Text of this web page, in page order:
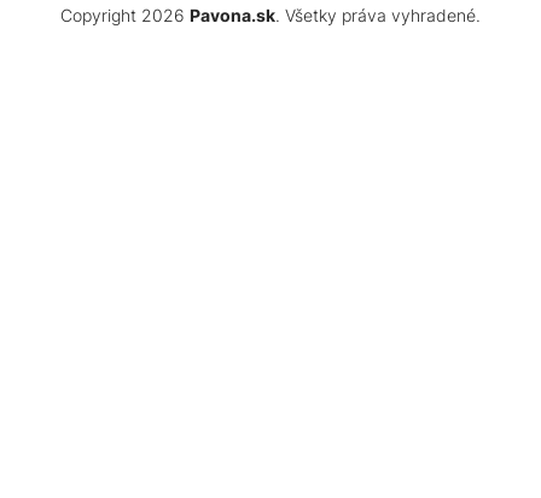
Copyright 2026 Pavona.sk. Všetky práva vyhradené.